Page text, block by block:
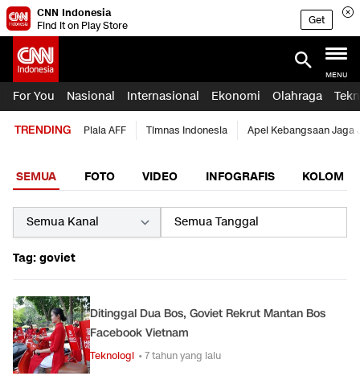
CNN Indonesia
Find it on Play Store
Get
MENU
For You Nasional Internasional Ekonomi Olahraga
TRENDING Piala AFF Timnas Indonesia Apel Kebangsaan Jaga
SEMUA FOTO VIDEO INFOGRAFIS KOLOM
Tag: goviet
Ditinggal Dua Bos, Goviet Rekrut Mantan Bos
Facebook Vietnam
Teknologi • 7 tahun yang lalu